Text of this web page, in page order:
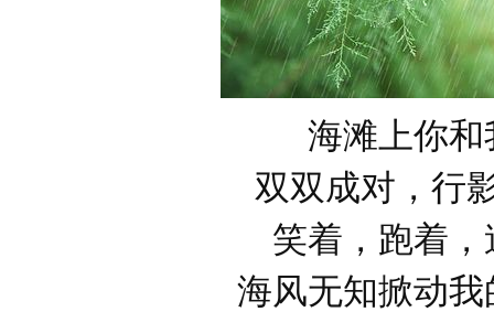
海滩上你和
双双成对，行
笑着，跑着，
海风无知掀动我